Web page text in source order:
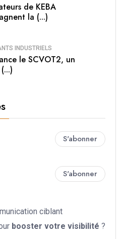
de KEBA
la (...)
INDUSTRIELS
le SCVOT2, un
S'abonner
S'abonner
ciblant
booster votre visibilité ?